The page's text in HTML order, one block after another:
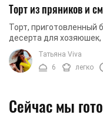
Торт из пряников и
Торт, приготовленный
десерта для
значительное
Татьяна Viva
6
легко
Сейчас мы